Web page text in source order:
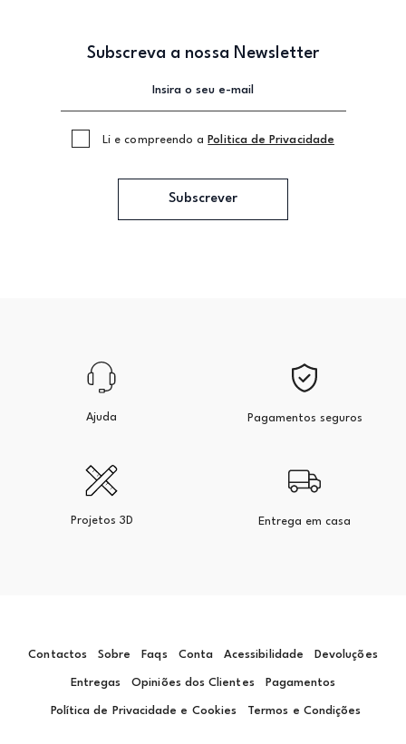
Subscreva a nossa Newsletter
Li e compreendo a Politica de Privacidade
Subscrever
Ajuda Pagamentos seguros
Projetos 3D Entrega em casa
Contactos Sobre Faqs Conta Acessibilidade Devoluções
Entregas Opiniões dos Clientes Pagamentos
Política de Privacidade e Cookies Termos e Condições